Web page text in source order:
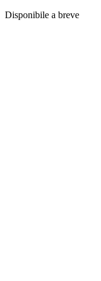
Disponibile a breve